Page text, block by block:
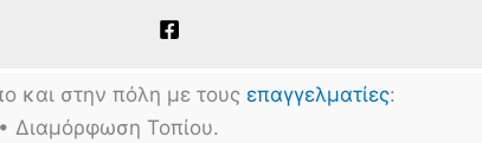
και στην πόλη με τους επαγγελματίες:
Διαμόρφωση Τοπίου.